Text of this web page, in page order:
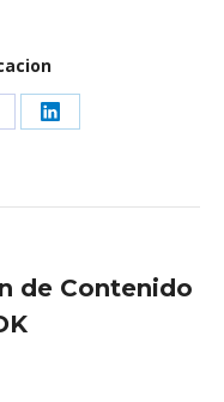
Share
LinkedIn
de Contenido